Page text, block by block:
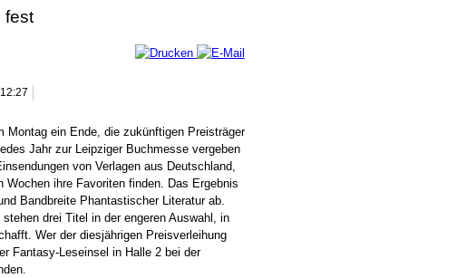
fest
Montag ein Ende, die zukünftigen Preisträger
Jahr zur Leipziger Buchmesse vergeben
von Verlagen aus Deutschland,
ihre Favoriten finden. Das Ergebnis
Bandbreite Phantastischer Literatur ab.
drei Titel in der engeren Auswahl, in
Wer der diesjährigen Preisverleihung
Fantasy-Leseinsel in Halle 2 bei der